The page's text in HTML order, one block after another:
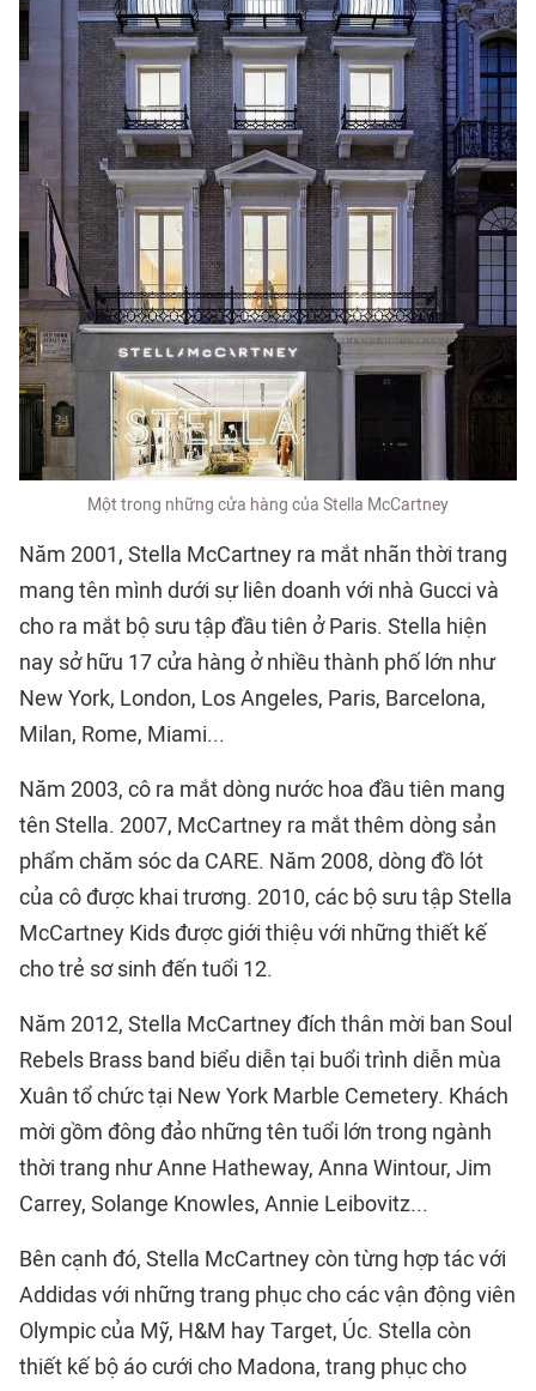
Một trong những cửa hàng của Stella McCartney
Năm 2001, Stella McCartney ra mắt nhãn thời trang
mang tên mình dưới sự liên doanh với nhà Gucci và
cho ra mắt bộ sưu tập đầu tiên ở Paris. Stella hiện
nay sở hữu 17 cửa hàng ở nhiều thành phố lớn như
New York, London, Los Angeles, Paris, Barcelona,
Milan, Rome, Miami...
Năm 2003, cô ra mắt dòng nước hoa đầu tiên mang
tên Stella. 2007, McCartney ra mắt thêm dòng sản
phẩm chăm sóc da CARE. Năm 2008, dòng đồ lót
của cô được khai trương. 2010, các bộ sưu tập Stella
McCartney Kids được giới thiệu với những thiết kế
cho trẻ sơ sinh đến tuổi 12.
Năm 2012, Stella McCartney đích thân mời ban Soul
Rebels Brass band biểu diễn tại buổi trình diễn mùa
Xuân tổ chức tại New York Marble Cemetery. Khách
mời gồm đông đảo những tên tuổi lớn trong ngành
thời trang như Anne Hatheway, Anna Wintour, Jim
Carrey, Solange Knowles, Annie Leibovitz...
Bên cạnh đó, Stella McCartney còn từng hợp tác với
Addidas với những trang phục cho các vận động viên
Olympic của Mỹ, H&M hay Target, Úc. Stella còn
thiết kế bộ áo cưới cho Madona, trang phục cho